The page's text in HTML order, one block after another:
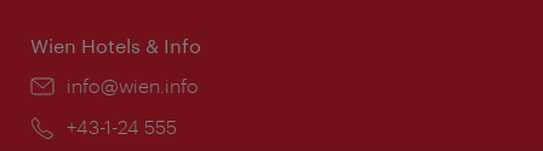
Wien Hotels & Info
Email:
info@wien.info
Telefon:
+43-1-24 555